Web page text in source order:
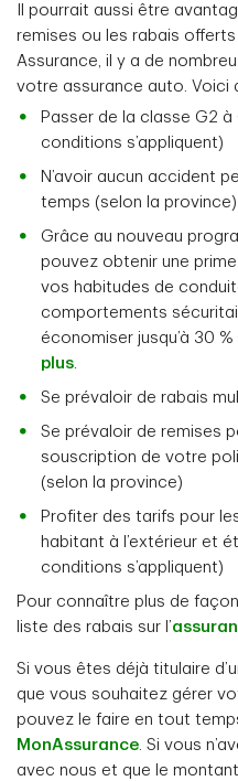
Il pourrait aussi être
remises ou les rabais
Assurance, il y a de
votre assurance auto. Voici
Passer de la classe G2
conditions s’appliquent)
N’avoir aucun accident
temps (selon la
Grâce au nouveau
pouvez obtenir une
vos habitudes de
comportements
économiser jusqu’à 30
plus.
Se prévaloir de rabais
Se prévaloir de remises
souscription de votre
(selon la province)
Profiter des tarifs pour
habitant à l’extérieur et
conditions s’appliquent)
Pour connaître plus de
liste des rabais sur l’
Si vous êtes déjà titulaire
que vous souhaitez gérer
pouvez le faire en tout
MonAssurance. Si vous
avec nous et que le